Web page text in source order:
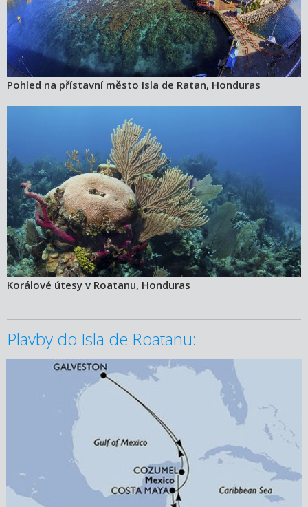
Pohled na přístavní město Isla de Ratan, Honduras
Korálové útesy v Roatanu, Honduras
Plavby do Isla de Roatanu:
ZOBRAZIT DETAIL
09.08.2026 – 16.08.2026
12 080 KČ/OS.
ZOBRAZIT DETAIL
16.08.2026 – 23.08.2026
9 410 KČ/OS.
(389 €)
ZOBRAZIT DETAIL
23.08.2026 – 30.08.2026
6 750 KČ/OS.
(279 €)
ZOBRAZIT DETAIL
30.08.2026 – 06.09.2026